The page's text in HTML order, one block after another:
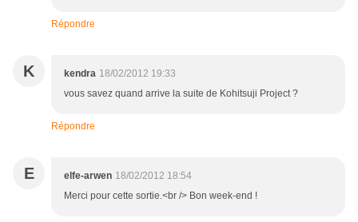
Répondre
K kendra 18/02/2012 19:33
vous savez quand arrive la suite de Kohitsuji Project ?
Répondre
E elfe-arwen 18/02/2012 18:54
Merci pour cette sortie.<br /> Bon week-end !